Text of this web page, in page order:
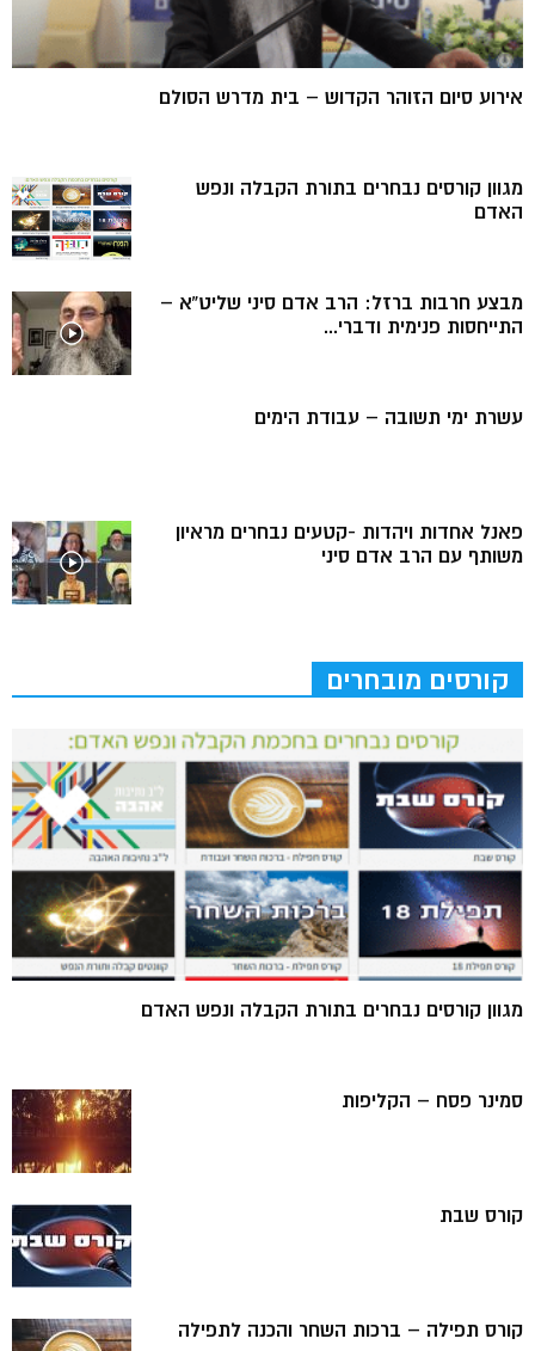
אירוע סיום הזוהר הקדוש – בית מדרש הסולם
מגוון קורסים נבחרים בתורת הקבלה ונפש
האדם
מבצע חרבות ברזל: הרב אדם סיני שליט”א –
התייחסות פנימית ודברי...
עשרת ימי תשובה – עבודת הימים
פאנל אחדות ויהדות -קטעים נבחרים מראיון
משותף עם הרב אדם סיני
קורסים מובחרים
מגוון קורסים נבחרים בתורת הקבלה ונפש האדם
סמינר פסח – הקליפות
קורס שבת
קורס תפילה – ברכות השחר והכנה לתפילה